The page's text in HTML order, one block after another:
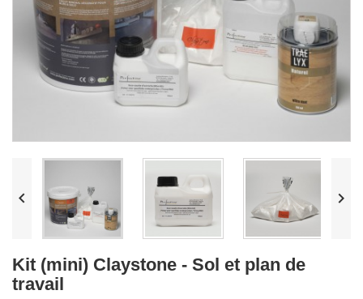
 
Kit (mini) Claystone - Sol et plan de
travail